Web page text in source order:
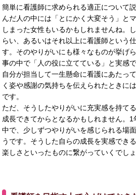
簡単に看護師に求められる適正について
んだ人の中には「とにかく大変そう」と
しまった女性もいるかもしれませんね。
らい、あるいはそれ以上に看護師という
す。そのやりがいにも様々なものが挙げ
事の中で「人の役に立てている」と実感
自分が担当して一生懸命に看護にあたっ
く姿や感謝の気持ちを伝えられたときに
です。
ただ、そうしたやりがいに充実感を持て
成長できてからとなるかもしれません。1
中で、少しずつやりがいを感じられる場
うです。そうした自らの成長を実感でき
楽しさといったものに繋がっていくでしょ